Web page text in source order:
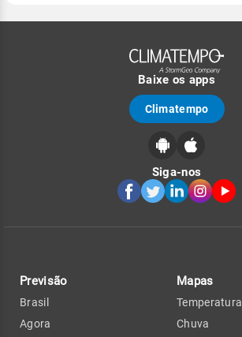
Baixe os apps
Climatempo
Siga-nos
Previsão
Brasil
Agora
Mapas
Temperatura
Chuva